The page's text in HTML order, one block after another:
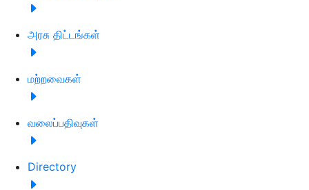
அரசு திட்டங்கள்
மற்றவைகள்
வலைப்பதிவுகள்
Directory